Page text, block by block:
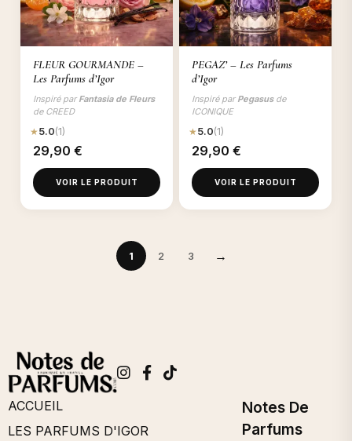
FLEUR GOURMANDE –
Les Parfums d’Igor
Inspiré par Fantasia de Fleurs
de CREED
★5.0(1)
29,90 €
VOIR LE PRODUIT
PEGAZ’ – Les Parfums
d’Igor
Inspiré par Pegasusde
ICONIQUE
★5.0(1)
29,90 €
VOIR LE PRODUIT
1 2 3 →
ACCUEIL
LES PARFUMS D'IGOR
Notes De
Parfums